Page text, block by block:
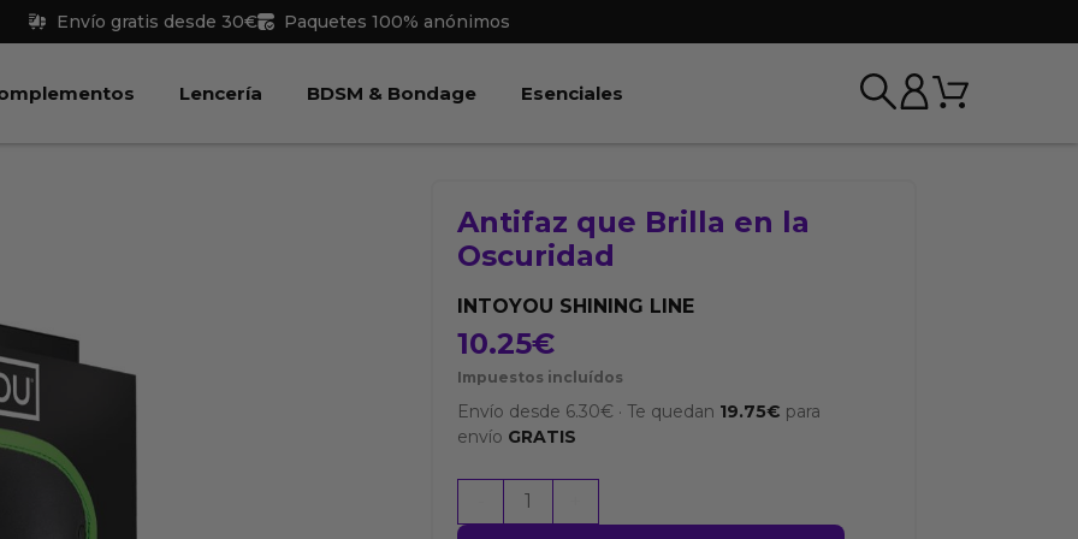
Envío gratis desde 30€ Paquetes 100% anónimos
Juguetes Abrir Complementos
Lencería Abrir Lencería
BDSM & Bondage Abrir BDSM & Bondage
Esenciales Carrito
Antifaz que Brilla en la
Oscuridad
INTOYOU SHINING LINE
10.25€
Impuestos incluídos
Envío desde 6.30€ ·Te quedan 19.75€ para
envío GRATIS
que